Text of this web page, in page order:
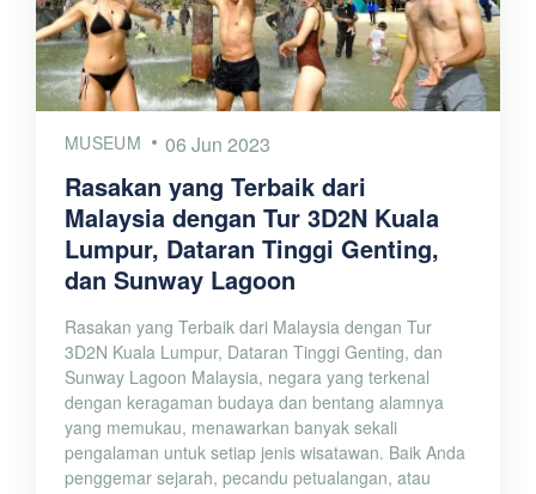
MUSEUM 06 Jun 2023
Rasakan yang Terbaik dari
Malaysia dengan Tur 3D2N Kuala
Lumpur, Dataran Tinggi Genting,
dan Sunway Lagoon
Rasakan yang Terbaik dari Malaysia dengan Tur
3D2N Kuala Lumpur, Dataran Tinggi Genting, dan
Sunway Lagoon Malaysia, negara yang terkenal
dengan keragaman budaya dan bentang alamnya
yang memukau, menawarkan banyak sekali
pengalaman untuk setiap jenis wisatawan. Baik Anda
penggemar sejarah, pecandu petualangan, atau